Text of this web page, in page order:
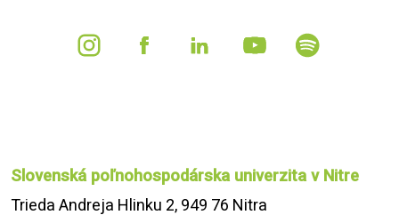
Slovenská poľnohospodárska univerzita v Nitre
Trieda Andreja Hlinku 2, 949 76 Nitra